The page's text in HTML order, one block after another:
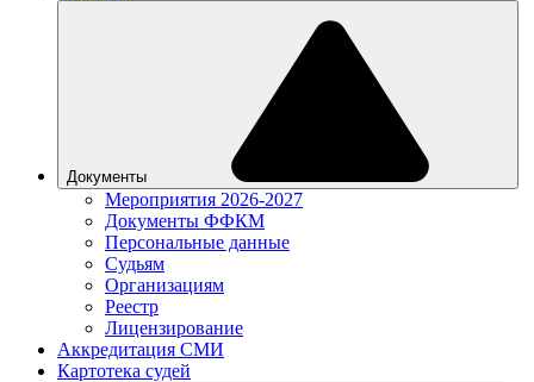
Документы
Мероприятия 2026-2027
Документы ФФКМ
Персональные данные
Судьям
Организациям
Реестр
Лицензирование
Аккредитация СМИ
Картотека судей